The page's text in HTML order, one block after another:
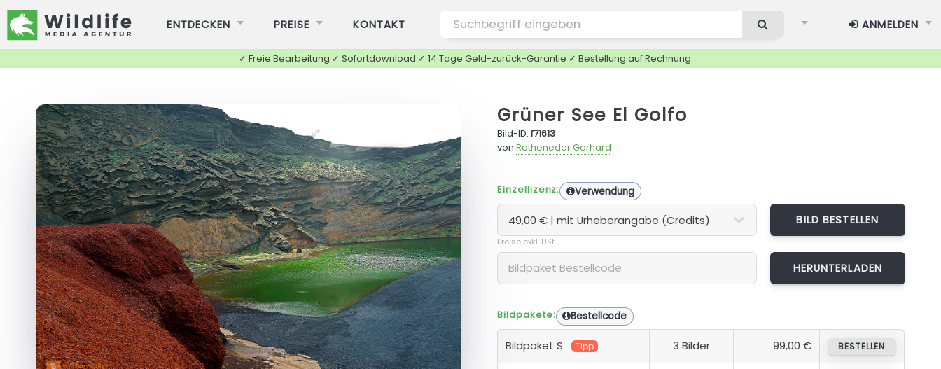
ENTDECKEN PREISE KONTAKT ANMELDEN
✓ Freie Bearbeitung ✓ Sofortdownload ✓ 14 Tage Geld-zurück-Garantie ✓ Bestellung auf Rechnung
Grüner See El Golfo
Bild-ID:f71613
von Rotheneder Gerhard
Einzellizenz: Verwendung
BILD BESTELLEN
Preise exkl. USt.
Bildpakete: Bestellcode
Bildpaket S Tipp 3 Bilder 99,00 € BESTELLEN